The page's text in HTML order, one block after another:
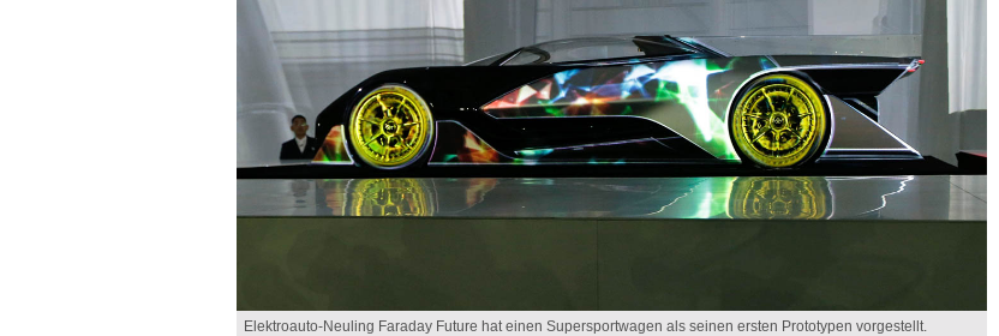
Elektroauto-Neuling Faraday Future hat einen Supersportwagen als seinen ersten Prototypen vorgestellt.